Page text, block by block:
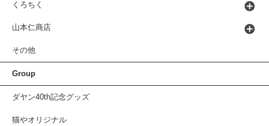
くろちく
山本仁商店
その他
Group
ダヤン40th記念グッズ
猫やオリジナル